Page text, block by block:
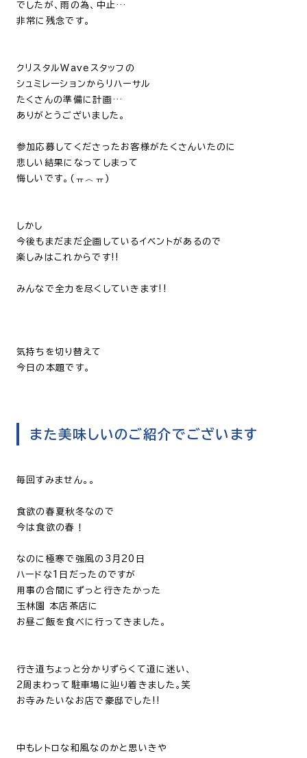
でしたが、雨の為、中止…
非常に残念です。
クリスタルWaveスタッフの
シュミレーションからリハーサル
たくさんの準備に計画…
ありがとうございました。
参加応募してくださったお客様がたくさんいたのに
悲しい結果になってしまって
悔しいです。(ㅠ︿ㅠ)
しかし
今後もまだまだ企画しているイベントがあるので
楽しみはこれからです!!
みんなで全力を尽くしていきます!!
気持ちを切り替えて
今日の本題です。
また美味しいのご紹介でございます
毎回すみません。。
食欲の春夏秋冬なので
今は食欲の春！
なのに極寒で強風の3月20日
ハードな1日だったのですが
用事の合間にずっと行きたかった
玉林園
本店茶店 に
お昼ご飯を食べに行ってきました。
行き道ちょっと分かりずらくて道に迷い、
2周まわって駐車場に辿り着きました。笑
お寺みたいなお店で豪邸でした!!
中もレトロな和風なのかと思いきや